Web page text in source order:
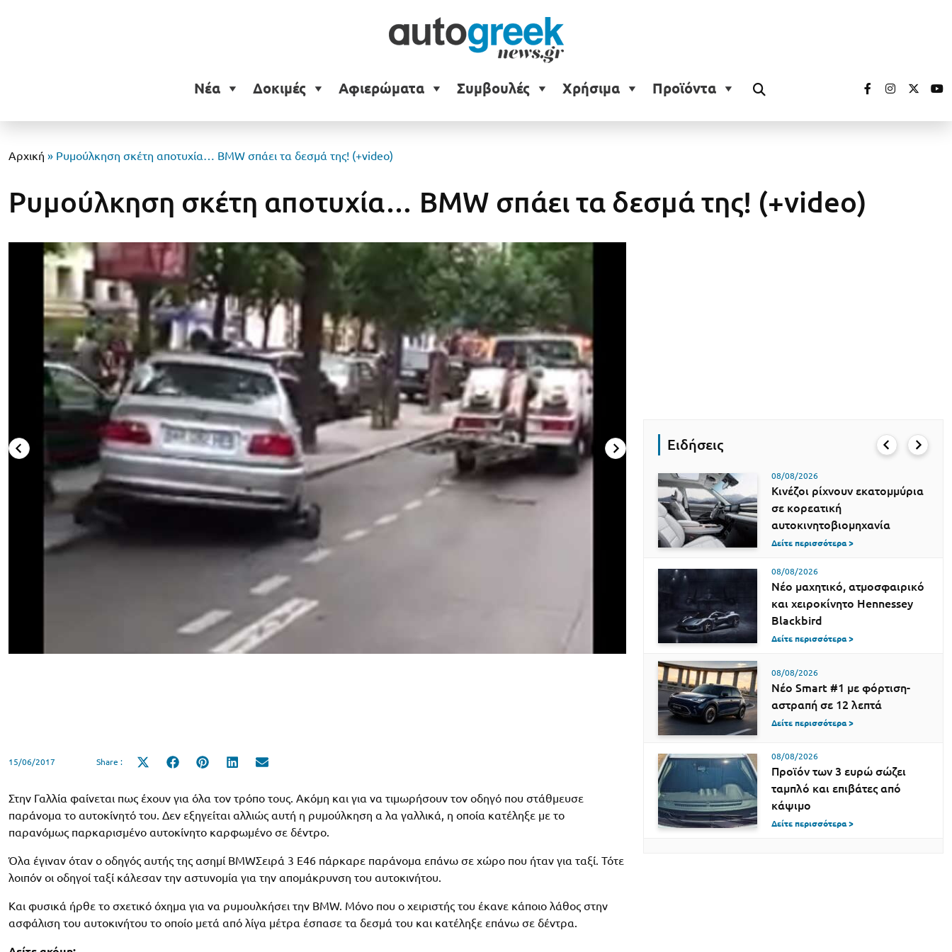
Νέα Δοκιμές Αφιερώματα Συμβουλές Χρήσιμα Προϊόντα
Αρχική » Ρυμούλκηση σκέτη αποτυχία… BMW σπάει τα δεσμά της! (+video)
Ρυμούλκηση σκέτη αποτυχία… BMW σπάει τα δεσμά της! (+video)
15/06/2017 Share :
Share
Share
Share
Share
Στην Γαλλία φαίνεται πως έχουν για όλα τον τρόπο τους. Ακόμη και για να τιμωρήσουν τον οδηγό που στάθμευσε
παράνομα το αυτοκίνητό του. Δεν εξηγείται αλλιώς αυτή η ρυμούλκηση α λα γαλλικά, η οποία κατέληξε με το
παρανόμως παρκαρισμένο αυτοκίνητο καρφωμένο σε δέντρο.
Όλα έγιναν όταν ο οδηγός αυτής της ασημί BMWΣειρά 3 Ε46 πάρκαρε παράνομα επάνω σε χώρο που ήταν για ταξί. Τότε
λοιπόν οι οδηγοί ταξί κάλεσαν την αστυνομία για την απομάκρυνση του αυτοκινήτου.
Και φυσικά ήρθε το σχετικό όχημα για να ρυμουλκήσει την BMW. Μόνο που ο χειριστής του έκανε κάποιο λάθος στην
ασφάλιση του αυτοκινήτου το οποίο μετά από λίγα μέτρα έσπασε τα δεσμά του και κατέληξε επάνω σε δέντρα.
Ειδήσεις
08/08/2026
Κινέζοι ρίχνουν εκατομμύρια
σε κορεατική
αυτοκινητοβιομηχανία
Δείτε περισσότερα >
08/08/2026
Νέο μαχητικό, ατμοσφαιρικό
και χειροκίνητο Hennessey
Blackbird
Δείτε περισσότερα >
08/08/2026
Νέο Smart #1 με φόρτιση-
αστραπή σε 12 λεπτά
Δείτε περισσότερα >
08/08/2026
Προϊόν των 3 ευρώ σώζει
ταμπλό και επιβάτες από
κάψιμο
Δείτε περισσότερα >